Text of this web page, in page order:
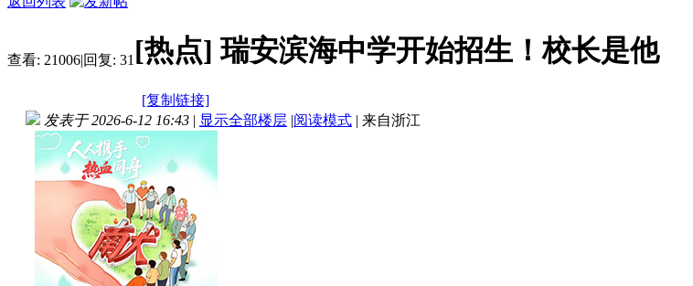
查看: 21006|回复: 31 [热点]瑞安滨海中学开始招生！校长是他
[复制链接]
发表于 2026-6-12 16:43 | 显示全部楼层 |阅读模式 | 来自浙江